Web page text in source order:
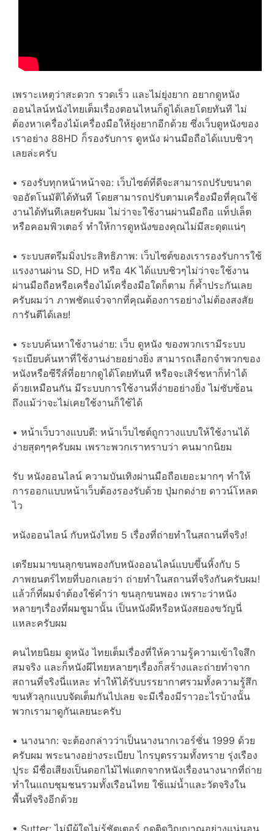
เพราะเหตุว่าสะดวก รวดเร็ว และไม่ยุ่งยาก อยากดูหนัง
ออนไลน์หนังไทยเต็มเรื่องตอนไหนก็ดูได้เลยโดยทันที ไม่
ต้องหาเครื่องไม้เครื่องมือให้ยุ่งยากอีกด้วย ซึ่งเว็บดูหนังของ
เราอย่าง 88HD ก็รองรับการ ดูหนัง ผ่านมือถือได้แบบชิวๆ
เลยล่ะครับ
• รองรับทุกหน้าหน้าจอ: เว็บไซต์ที่ดีจะสามารถปรับขนาด
จออัตโนมัติได้ทันที โดยสามารถปรับตามเครื่องมือที่คุณใช้
งานได้ทันทีเลยครับผม ไม่ว่าจะใช้งานผ่านมือถือ แท็ปเล็ต
หรือคอมพิวเตอร์ ทำให้การดูหนังของคุณไม่มีสะดุดแน่ๆ
• ระบบสตรีมมิ่งประสิทธิภาพ: เว็บไซต์ของเรารองรับการใช้
แรงงานผ่าน SD, HD หรือ 4K ได้แบบชิวๆไม่ว่าจะใช้งาน
ผ่านมือถือหรือเครื่องไม้เครื่องมือใดก็ตาม ก็ค้ำประกันเลย
ครับผมว่า ภาพชัดแจ๋วจากที่คุณต้องการอย่างไม่ต้องสงสัย
การันตีได้เลย!
• ระบบค้นหาใช้งานง่าย: เว็บ ดูหนัง ของพวกเรามีระบบ
ระเบียบค้นหาที่ใช้งานง่ายอย่างยิ่ง สามารถเลือกจำพวกของ
หนังหรือซีรีส์ที่อยากดูได้โดยทันที หรือจะเสิร์ชหาก็ทำได้
ด้วยเหมือนกัน มีระบบการใช้งานที่ง่ายอย่างยิ่ง ไม่ซับซ้อน
ถึงแม้ว่าจะไม่เคยใช้งานก็ใช้ได้
• หน้าเว็บวางแบบดี: หน้าเว็บไซต์ถูกวางแบบให้ใช้งานได้
ง่ายสุดๆๆครับผม เพราะพวกเราทราบว่า คนมากนิยม
รับ หนังออนไลน์ ความบันเทิงผ่านมือถือเยอะมากๆ ทำให้
การออกแบบหน้าเว็บต้องรองรับด้วย ปุ่มกดง่าย ดาวน์โหลด
ไว
หนังออนไลน์ กับหนังไทย 5 เรื่องที่ถ่ายทำในสถานที่จริง!
เตรียมมาขนลุกขนพองกับหนังออนไลน์แบบขึ้นหิ้งกับ 5
ภาพยนตร์ไทยที่บอกเลยว่า ถ่ายทำในสถานที่จริงกันครับผม!
แล้วก็ที่ผมจำต้องใช้คำว่า ขนลุกขนพอง เพราะว่าหนัง
หลายๆเรื่องที่ผมชูมานั้น เป็นหนังผีหรือหนังสยองขวัญนี่
แหละครับผม
คนไทยนิยม ดูหนัง ไทยเต็มเรื่องที่ให้ความรู้ความเข้าใจสึก
สมจริง และก็หนังผีไทยหลายๆเรื่องก็สร้างและถ่ายทำจาก
สถานที่จริงนี่แหละ ทำให้ได้รับบรรยากาศรวมทั้งความรู้สึก
ขนหัวลุกแบบจัดเต็มกันไปเลย จะมีเรื่องมีราวอะไรบ้างนั้น
พวกเรามาดูกันเลยนะครับ
• นางนาก: จะต้องกล่าวว่าเป็นนางนากเวอร์ชั่น 1999 ด้วย
ครับผม พระนางอย่างระเบียบ ไกรบุตรรวมทั้งทราย รุ่งเรือง
ปุระ มีชื่อเสียงเป็นดอกไม้ไฟแตกจากหนังเรื่องนางนากที่ถ่าย
ทำในแถบชุมชนรวมทั้งเรือนไทย ใช้แม่น้ำและวัดจริงใน
พื้นที่จริงอีกด้วย
• Sutter: ไม่มีผู้ใดไม่รู้ชัตเตอร์ กดติดวิญญาณอย่างแน่นอน